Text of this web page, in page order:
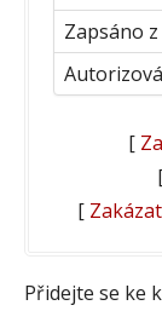
Zapsáno
[
[
Přidejte se ke